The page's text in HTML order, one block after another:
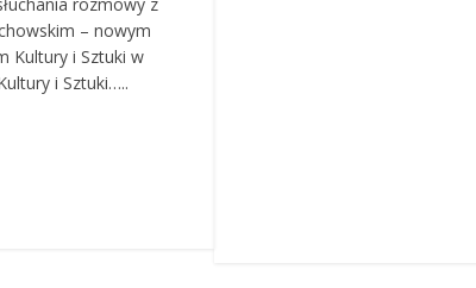
– nowym
Kultury i Sztuki w
i Sztuki…..